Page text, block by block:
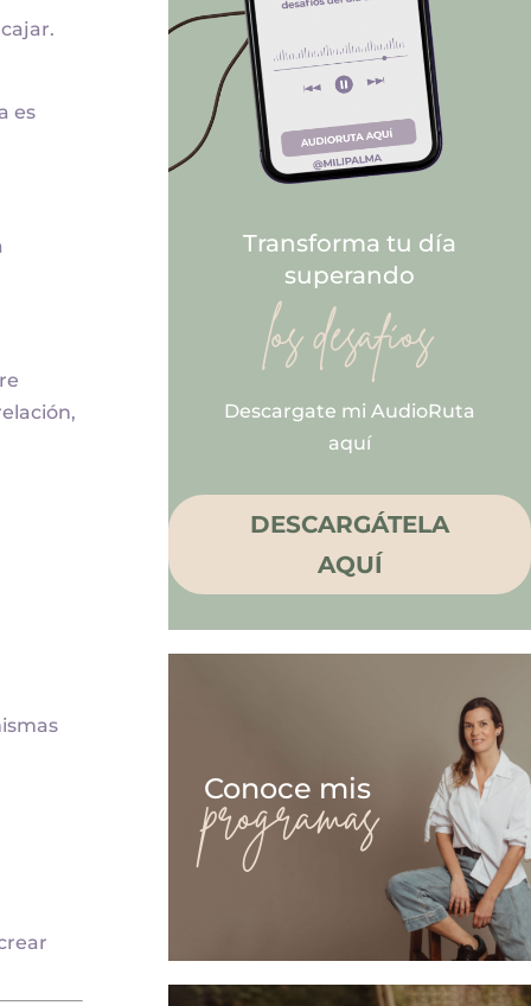
es
Transforma tu día
superando
los desafíos
Descargate mi AudioRuta
aquí
DESCARGÁTELA
AQUÍ
Conoce mis
programas